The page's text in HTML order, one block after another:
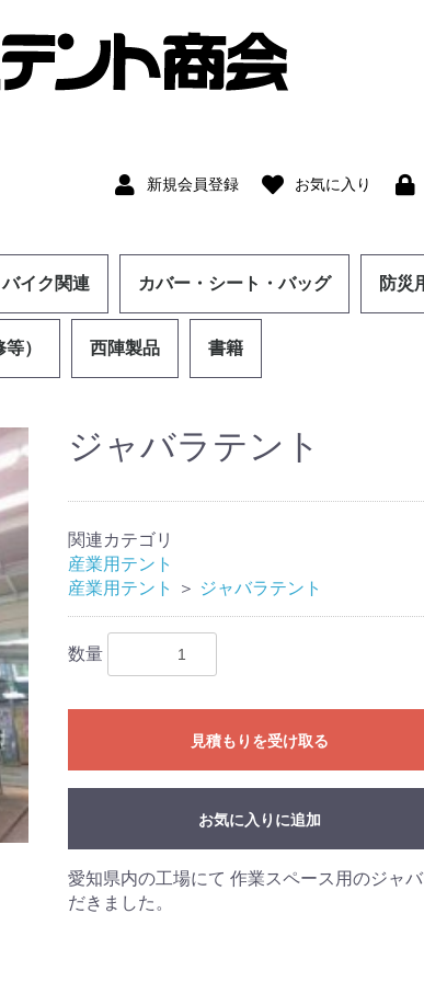
新規会員登録 お気に入り
イク関連 カバー・シート・バッグ 防災
） 西陣製品 書籍
ジャバラテント
関連カテゴリ
産業用テント
産業用テント
＞ ジャバラテント
数量
見積もりを受け取る
お気に入りに追加
愛知県内の工場にて 作業スペース用のジャ
だきました。